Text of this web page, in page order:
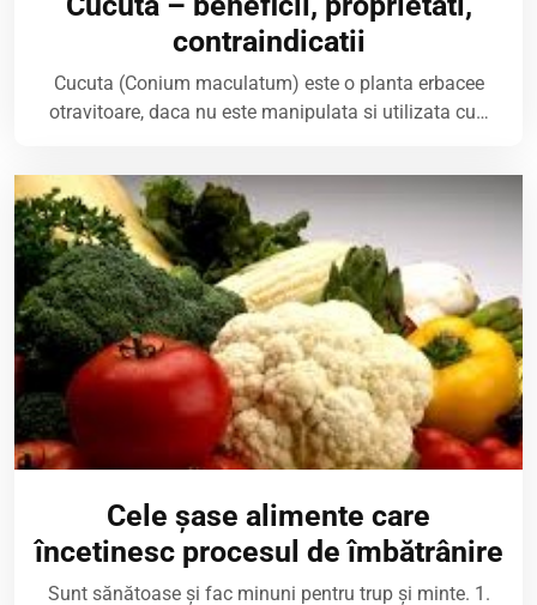
contraindicatii
Cucuta (Conium maculatum) este o planta erbacee
otravitoare, daca nu este manipulata si utilizata cu…
Cele șase alimente care
încetinesc procesul de îmbătrânire
Sunt sănătoase și fac minuni pentru trup și minte. 1.